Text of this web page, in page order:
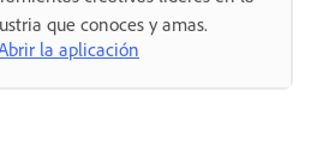
que conoces y amas.
la aplicación